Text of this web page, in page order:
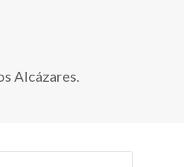
Alcázares.